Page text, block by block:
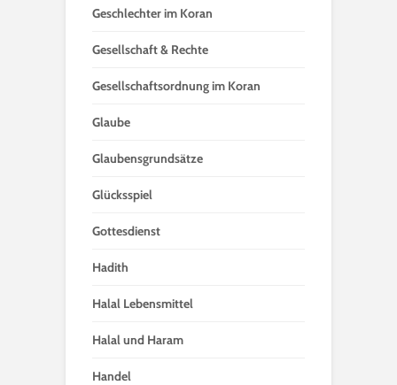
Geschlechter im Koran
Gesellschaft & Rechte
Gesellschaftsordnung im Koran
Glaube
Glaubensgrundsätze
Glücksspiel
Gottesdienst
Hadith
Halal Lebensmittel
Halal und Haram
Handel